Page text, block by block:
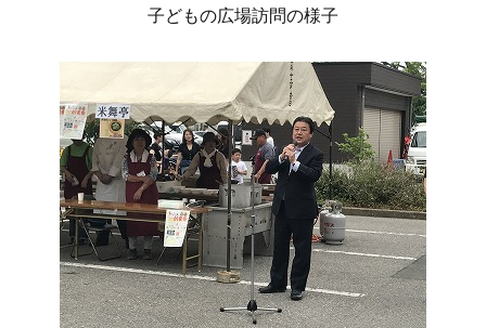
子どもの広場訪問の様子